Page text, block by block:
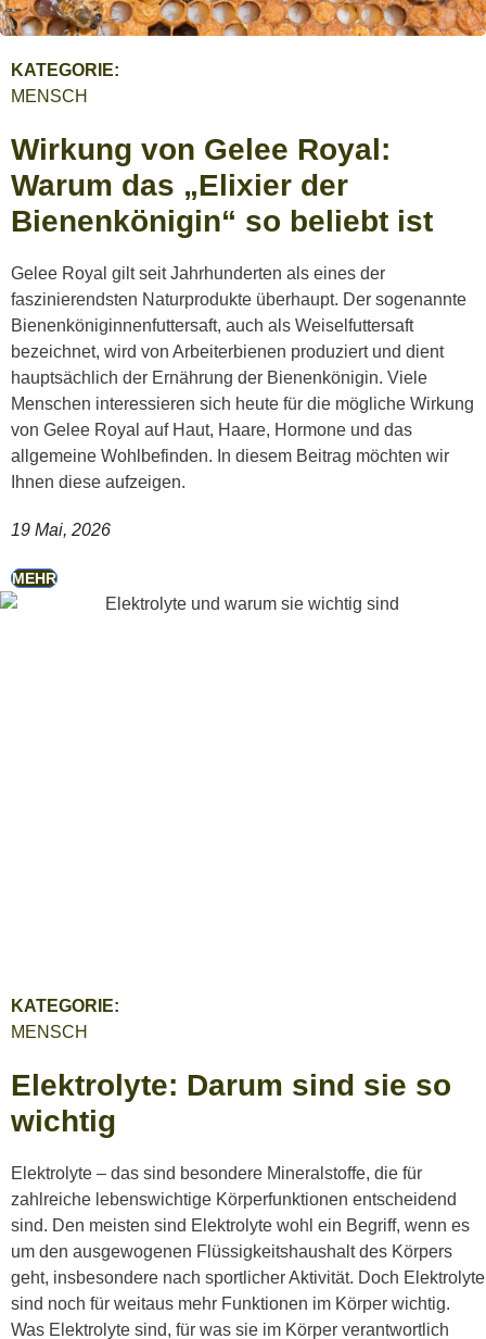
KATEGORIE:
MENSCH
Wirkung von Gelee Royal:
Warum das „Elixier der
Bienenkönigin“ so beliebt ist
Gelee Royal gilt seit Jahrhunderten als eines der
faszinierendsten Naturprodukte überhaupt. Der sogenannte
Bienenköniginnenfuttersaft, auch als Weiselfuttersaft
bezeichnet, wird von Arbeiterbienen produziert und dient
hauptsächlich der Ernährung der Bienenkönigin. Viele
Menschen interessieren sich heute für die mögliche Wirkung
von Gelee Royal auf Haut, Haare, Hormone und das
allgemeine Wohlbefinden. In diesem Beitrag möchten wir
Ihnen diese aufzeigen.
19 Mai, 2026
MEHR
KATEGORIE:
MENSCH
Elektrolyte: Darum sind sie so
wichtig
Elektrolyte – das sind besondere Mineralstoffe, die für
zahlreiche lebenswichtige Körperfunktionen entscheidend
sind. Den meisten sind Elektrolyte wohl ein Begriff, wenn es
um den ausgewogenen Flüssigkeitshaushalt des Körpers
geht, insbesondere nach sportlicher Aktivität. Doch Elektrolyte
sind noch für weitaus mehr Funktionen im Körper wichtig.
Was Elektrolyte sind, für was sie im Körper verantwortlich